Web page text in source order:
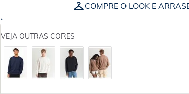
COMPRE O LOOK E
VEJA OUTRAS CORES